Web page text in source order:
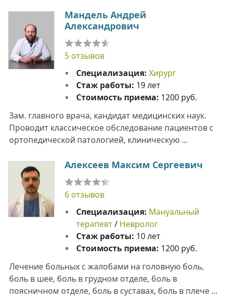
Мандель Андрей
Александрович
5 отзывов
Специализация: Хирург
Стаж работы: 19 лет
Стоимость приема: 1200 руб.
Зам. главного врача, кандидат медицинских наук.
Проводит классическое обследование пациентов с
ортопедической патологией, клиническую ...
Алексеев Максим Сергеевич
6 отзывов
Специализация: Мануальный
терапевт/ Невролог
Стаж работы: 10 лет
Стоимость приема: 1200 руб.
Лечение больных с жалобами на головную боль,
боль в шее, боль в грудном отделе, боль в
поясничном отделе, боль в суставах, боль в плече ...